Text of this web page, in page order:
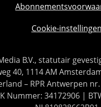
Cookie-instellingen
B.V., statutair
40, 1114 AM
– RPR Antwerpen
Nummer: 34172906 |